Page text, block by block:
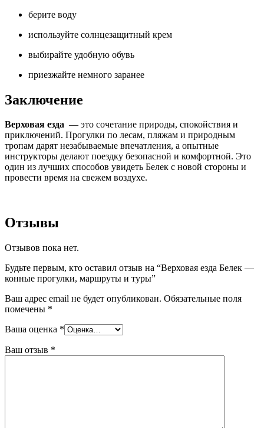
берите воду
используйте солнцезащитный крем
выбирайте удобную обувь
приезжайте немного заранее
Заключение
Верховая езда — это сочетание природы, спокойствия и
приключений. Прогулки по лесам, пляжам и природным
тропам дарят незабываемые впечатления, а опытные
инструкторы делают поездку безопасной и комфортной. Это
один из лучших способов увидеть Белек с новой стороны и
провести время на свежем воздухе.
Отзывы
Отзывов пока нет.
Будьте первым, кто оставил отзыв на “Верховая езда Белек —
конные прогулки, маршруты и туры”
Ваш адрес email не будет опубликован. Обязательные поля
помечены *
Ваша оценка *
Ваш отзыв *